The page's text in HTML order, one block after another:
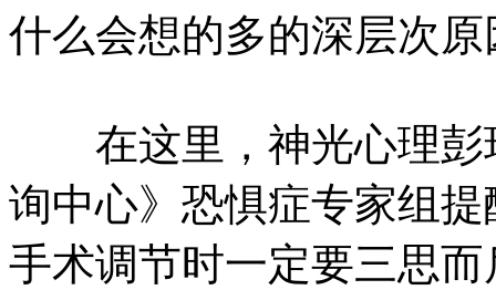
什么会想的多的深层次原
在这里，神光心理彭
询中心》恐惧症专家组
手术调节时一定要三思